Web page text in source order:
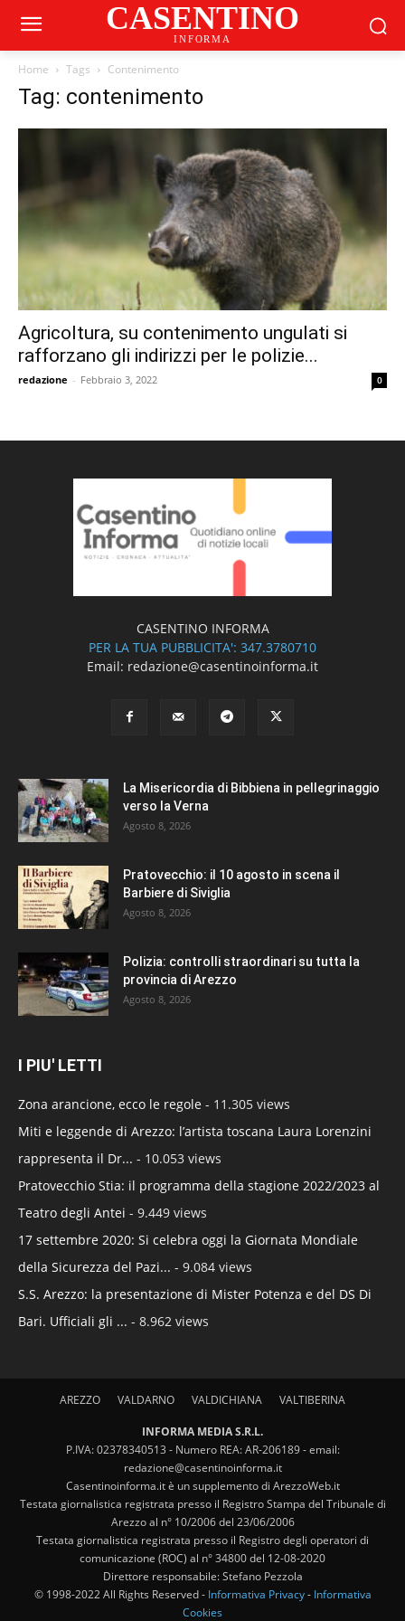
CASENTINO
INFORMA
Home Tags Contenimento
Tag: contenimento
Agricoltura, su contenimento ungulati si
rafforzano gli indirizzi per le polizie...
redazione - Febbraio 3, 2022 0
CASENTINO INFORMA
PER LA TUA PUBBLICITA': 347.3780710
Email: redazione@casentinoinforma.it
La Misericordia di Bibbiena in pellegrinaggio
verso la Verna
Agosto 8, 2026
Pratovecchio: il 10 agosto in scena il
Barbiere di Siviglia
Agosto 8, 2026
Polizia: controlli straordinari su tutta la
provincia di Arezzo
Agosto 8, 2026
I PIU' LETTI
Zona arancione, ecco le regole - 11.305 views
Miti e leggende di Arezzo: l’artista toscana Laura Lorenzini
rappresenta il Dr... - 10.053 views
Pratovecchio Stia: il programma della stagione 2022/2023 al
Teatro degli Antei - 9.449 views
17 settembre 2020: Si celebra oggi la Giornata Mondiale
della Sicurezza del Pazi... - 9.084 views
S.S. Arezzo: la presentazione di Mister Potenza e del DS Di
Bari. Ufficiali gli ... - 8.962 views
AREZZO VALDARNO VALDICHIANA VALTIBERINA
INFORMA MEDIA S.R.L.
P.IVA: 02378340513 - Numero REA: AR-206189 - email:
redazione@casentinoinforma.it
Casentinoinforma.it è un supplemento di ArezzoWeb.it
Testata giornalistica registrata presso il Registro Stampa del Tribunale di
Arezzo al n° 10/2006 del 23/06/2006
Testata giornalistica registrata presso il Registro degli operatori di
comunicazione (ROC) al n° 34800 del 12-08-2020
Direttore responsabile: Stefano Pezzola
© 1998-2022 All Rights Reserved - Informativa Privacy- Informativa
Cookies